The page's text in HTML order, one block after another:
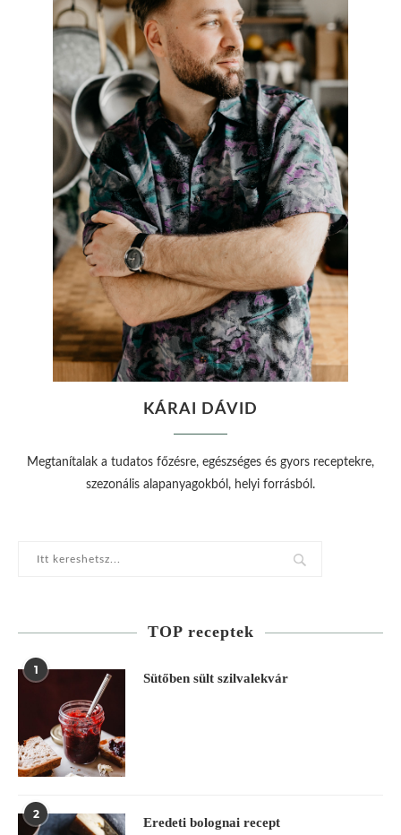
KÁRAI DÁVID
Megtanítalak a tudatos főzésre, egészséges és gyors receptekre,
szezonális alapanyagokból, helyi forrásból.
TOP receptek
1
Sütőben sült szilvalekvár
2
Eredeti bolognai recept